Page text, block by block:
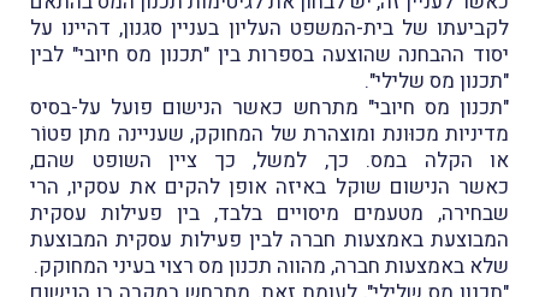
לקביעתו של בית-המשפט העליון בעניין סגנון, דהיינו על
יסוד ההבחנה שהוצעה בספרות בין "תכנון מס חיובי" לבין
"תכנון מס שלילי".
"תכנון מס חיובי" מתרחש כאשר הנישום פועל על-בסיס
מדיניות מכוּונת ומוצהרת של המחוקק, שעניינה מתן פטוֹר
או הקלה במס. כך, למשל, כך ציין השופט שהם,
כאשר הנישום שוקל באיזה אופן להקים את עסקיו, הרי
שבחירה, מטעמים מיסויים בלבד, בין פעילות עסקית
המבוצעת באמצעות חברה לבין פעילות עסקית המבוצעת
שלא באמצעות חברה, מהווה תכנון מס רצוי בעיני המחוקק.